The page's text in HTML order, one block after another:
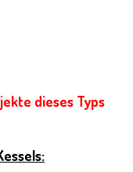
dieses Typs